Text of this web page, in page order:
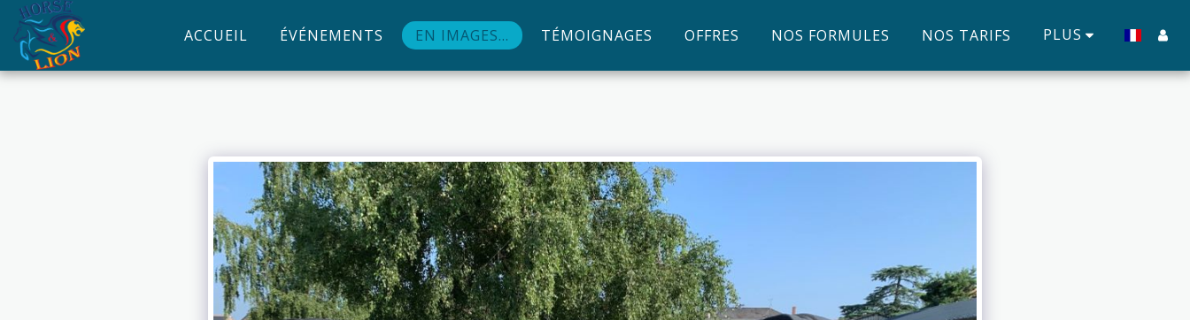
ACCUEIL ÉVÉNEMENTS EN IMAGES... TÉMOIGNAGES OFFRES NOS FORMULES NOS TARIFS PLUS